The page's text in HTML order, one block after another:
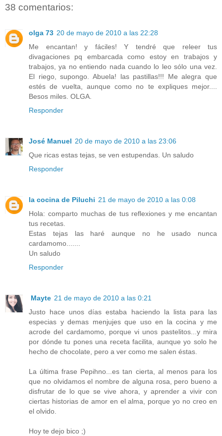
38 comentarios:
olga 73 20 de mayo de 2010 a las 22:28
Me encantan! y fáciles! Y tendré que releer tus
divagaciones pq embarcada como estoy en trabajos y
trabajos, ya no entiendo nada cuando lo leo sólo una vez.
El riego, supongo. Abuela! las pastillas!!! Me alegra que
estés de vuelta, aunque como no te expliques mejor....
Besos miles. OLGA.
Responder
José Manuel 20 de mayo de 2010 a las 23:06
Que ricas estas tejas, se ven estupendas. Un saludo
Responder
la cocina de Piluchi 21 de mayo de 2010 a las 0:08
Hola: comparto muchas de tus reflexiones y me encantan
tus recetas.
Estas tejas las haré aunque no he usado nunca
cardamomo.......
Un saludo
Responder
Mayte 21 de mayo de 2010 a las 0:21
Justo hace unos días estaba haciendo la lista para las
especias y demas menjujes que uso en la cocina y me
acrode del cardamomo, porque vi unos pastelitos...y mira
por dónde tu pones una receta facilita, aunque yo solo he
hecho de chocolate, pero a ver como me salen éstas.
La última frase Pepihno...es tan cierta, al menos para los
que no olvidamos el nombre de alguna rosa, pero bueno a
disfrutar de lo que se vive ahora, y aprender a vivir con
ciertas historias de amor en el alma, porque yo no creo en
el olvido.
Hoy te dejo bico ;)